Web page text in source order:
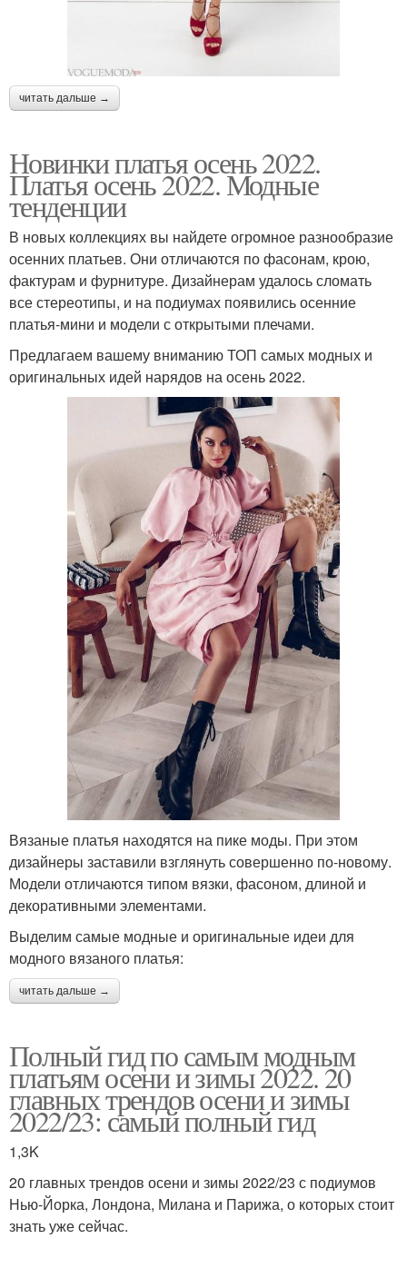
читать дальше →
Новинки платья осень 2022.
Платья осень 2022. Модные
тенденции
В новых коллекциях вы найдете огромное разнообразие
осенних платьев. Они отличаются по фасонам, крою,
фактурам и фурнитуре. Дизайнерам удалось сломать
все стереотипы, и на подиумах появились осенние
платья-мини и модели с открытыми плечами.
Предлагаем вашему вниманию ТОП самых модных и
оригинальных идей нарядов на осень 2022.
Вязаные платья находятся на пике моды. При этом
дизайнеры заставили взглянуть совершенно по-новому.
Модели отличаются типом вязки, фасоном, длиной и
декоративными элементами.
Выделим самые модные и оригинальные идеи для
модного вязаного платья:
читать дальше →
Полный гид по самым модным
платьям осени и зимы 2022. 20
главных трендов осени и зимы
2022/23: самый полный гид
1,3K
20 главных трендов осени и зимы 2022/23 с подиумов
Нью-Йорка, Лондона, Милана и Парижа, о которых стоит
знать уже сейчас.